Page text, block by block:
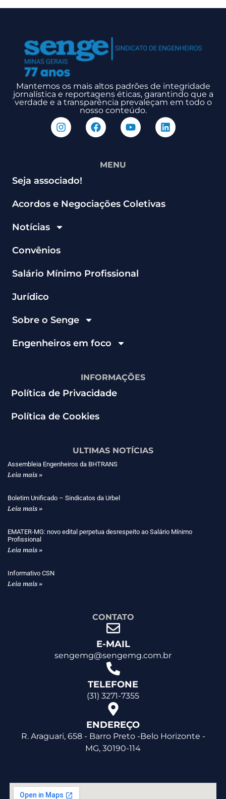
Mantemos os mais altos padrões de integridade
jornalística e reportagens éticas, garantindo que a
verdade e a transparência prevaleçam em todo o
nosso conteúdo.
MENU
Seja associado!
Acordos e Negociações Coletivas
Notícias
Convênios
Salário Mínimo Profissional
Jurídico
Sobre o Senge
Engenheiros em foco
INFORMAÇÕES
Política de Privacidade
Política de Cookies
ULTIMAS NOTÍCIAS
Assembleia Engenheiros da BHTRANS
Leia mais »
Boletim Unificado – Sindicatos da Urbel
Leia mais »
EMATER-MG: novo edital perpetua desrespeito ao Salário Mínimo
Profissional
Leia mais »
Informativo CSN
Leia mais »
CONTATO
E-MAIL
sengemg@sengemg.com.br
TELEFONE
(31) 3271-7355
ENDEREÇO
R. Araguari, 658 - Barro Preto -Belo Horizonte -
MG, 30190-114